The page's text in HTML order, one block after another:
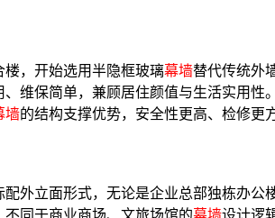
，开始选用半隐框玻璃幕墙替代传统外
维保简单，兼顾居住颜值与生活实用性
墙的结构支撑优势，安全性更高、检修更
外立面形式，无论是企业总部独栋办公
同于商业商场、文旅场馆的幕墙设计逻